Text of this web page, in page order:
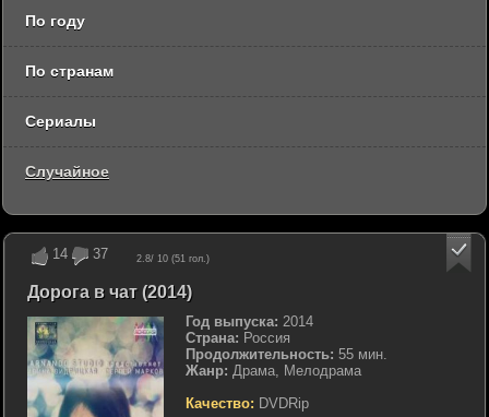
14 37 2.8/ 10 (51 гол.)
Дорога в чат (2014)
Год выпуска: 2014
Страна: Россия
Продолжительность: 55 мин.
Жанр: Драма, Мелодрама
Качество: DVDRip
По году
По странам
Сериалы
Случайное